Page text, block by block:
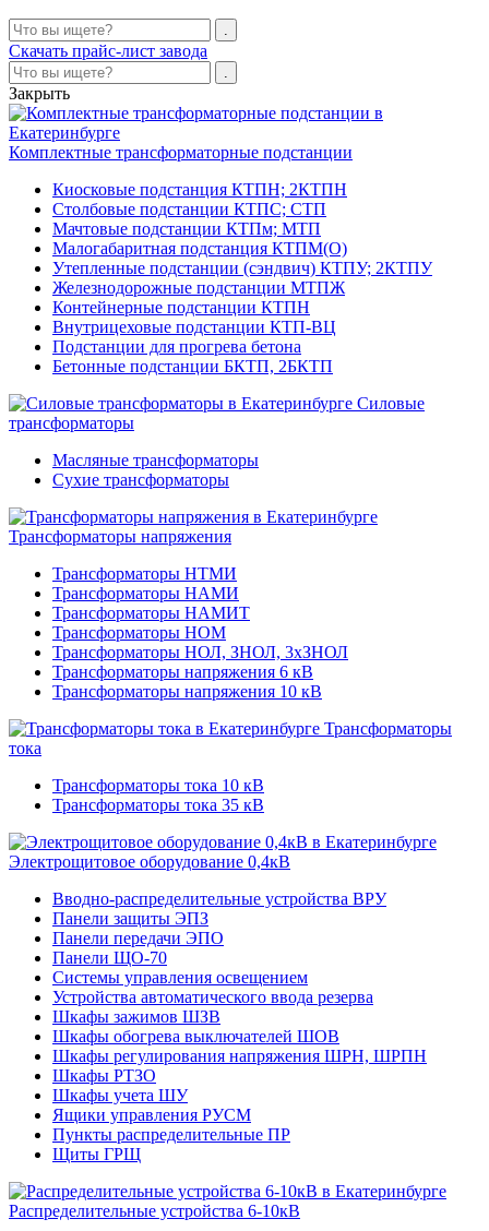
Скачать прайс-лист завода
Закрыть
Комплектные трансформаторные подстанции
Киосковые подстанция КТПН; 2КТПН
Столбовые подстанции КТПС; СТП
Мачтовые подстанции КТПм; МТП
Малогабаритная подстанция КТПМ(О)
Утепленные подстанции (сэндвич) КТПУ; 2КТПУ
Железнодорожные подстанции МТПЖ
Контейнерные подстанции КТПН
Внутрицеховые подстанции КТП-ВЦ
Подстанции для прогрева бетона
Бетонные подстанции БКТП, 2БКТП
Силовые
трансформаторы
Масляные трансформаторы
Сухие трансформаторы
Трансформаторы напряжения
Трансформаторы НТМИ
Трансформаторы НАМИ
Трансформаторы НАМИТ
Трансформаторы НОМ
Трансформаторы НОЛ, ЗНОЛ, 3хЗНОЛ
Трансформаторы напряжения 6 кВ
Трансформаторы напряжения 10 кВ
Трансформаторы
тока
Трансформаторы тока 10 кВ
Трансформаторы тока 35 кВ
Электрощитовое оборудование 0,4кВ
Вводно-распределительные устройства ВРУ
Панели защиты ЭПЗ
Панели передачи ЭПО
Панели ЩО-70
Системы управления освещением
Устройства автоматического ввода резерва
Шкафы зажимов ШЗВ
Шкафы обогрева выключателей ШОВ
Шкафы регулирования напряжения ШРН, ШРПН
Шкафы РТЗО
Шкафы учета ШУ
Ящики управления РУСМ
Пункты распределительные ПР
Щиты ГРЩ
Распределительные устройства 6-10кВ